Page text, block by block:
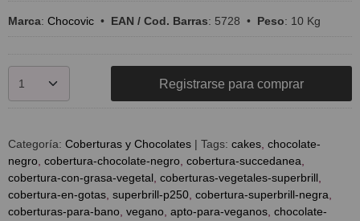
Marca: Chocovic • EAN / Cod. Barras: 5728 • Peso: 10 Kg
Registrarse para comprar
Categoría: Coberturas y Chocolates | Tags: cakes chocolate-
negro cobertura-chocolate-negro cobertura-succedanea
cobertura-con-grasa-vegetal coberturas-vegetales-superbrill
cobertura-en-gotas superbrill-p250 cobertura-superbrill-negra
coberturas-para-bano vegano apto-para-veganos chocolate-